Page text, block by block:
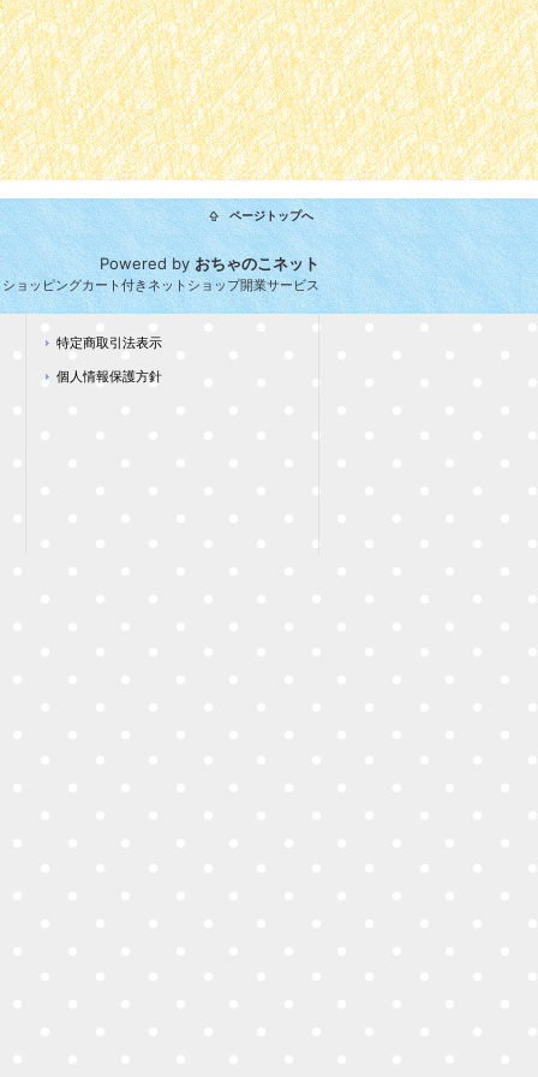
ページトップへ
Powered byおちゃのこネット
ョッピングカート付きネットショップ開業サービス
特定商取引法表示
個人情報保護方針